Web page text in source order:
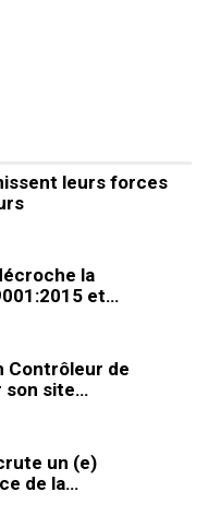
leurs forces
la
et…
Contrôleur de
son site…
un (e)
de la…